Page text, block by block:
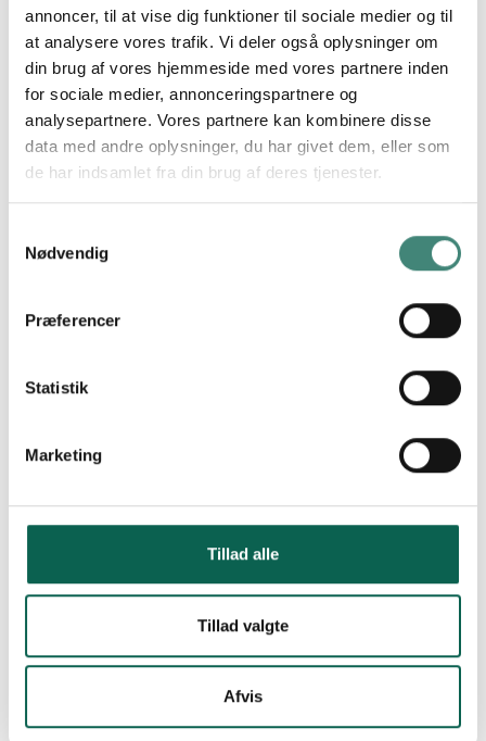
annoncer, til at vise dig funktioner til sociale medier og til
at analysere vores trafik. Vi deler også oplysninger om
din brug af vores hjemmeside med vores partnere inden
for sociale medier, annonceringspartnere og
analysepartnere. Vores partnere kan kombinere disse
data med andre oplysninger, du har givet dem, eller som
de har indsamlet fra din brug af deres tjenester.
Nødvendig
Præferencer
Statistik
Marketing
Tillad alle
Tillad valgte
Afvis
SEND BESKED
Hvem er PP busselskab
Har du spørgsmål til vores priser, bustransport,
velkommen til at kontakte os. Vi står klar til at besvare alle
de spørgsmål, du måtte have uanset hvad det drejer sig om.